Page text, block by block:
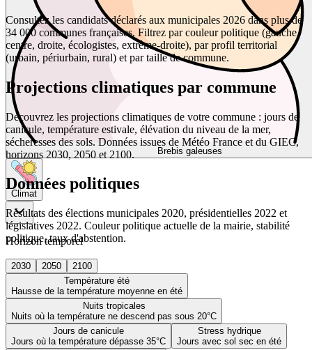
Brebis galeuses
Climat
Horizon temporel
2030 2050
2100
Température été
Hausse de la température moyenne en été
Nuits tropicales
Nuits où la température ne descend pas sous 20°C
Jours de canicule
Jours où la température dépasse 35°C
Stress hydrique
Jours avec sol sec en été
Consultez les candidats déclarés aux municipales 2026 dans plus de
34 000 communes françaises. Filtrez par couleur politique (gauche,
centre, droite, écologistes, extrême-droite), par profil territorial
(urbain, périurbain, rural) et par taille de commune.
Projections climatiques par commune
Découvrez les projections climatiques de votre commune : jours de
canicule, température estivale, élévation du niveau de la mer,
sécheresses des sols. Données issues de Météo France et du GIEC,
horizons 2030, 2050 et 2100.
Données politiques
Résultats des élections municipales 2020, présidentielles 2022 et
législatives 2022. Couleur politique actuelle de la mairie, stabilité
politique, taux d'abstention.